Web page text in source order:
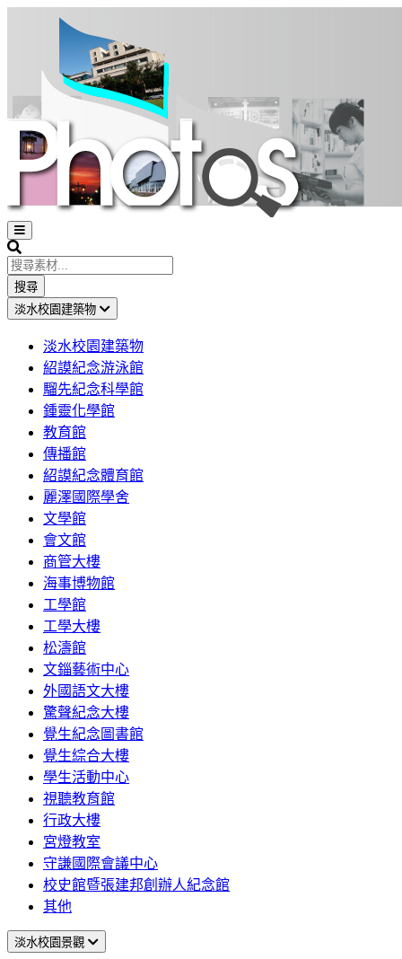
Open
sidebar
Search
搜尋
淡水校園建築物
淡水校園建築物
紹謨紀念游泳館
騮先紀念科學館
鍾靈化學館
教育館
傳播館
紹謨紀念體育館
麗澤國際學舍
文學館
會文館
商管大樓
海事博物館
工學館
工學大樓
松濤館
文錙藝術中心
外國語文大樓
驚聲紀念大樓
覺生紀念圖書館
覺生綜合大樓
學生活動中心
視聽教育館
行政大樓
宮燈教室
守謙國際會議中心
校史館暨張建邦創辦人紀念館
其他
淡水校園景觀